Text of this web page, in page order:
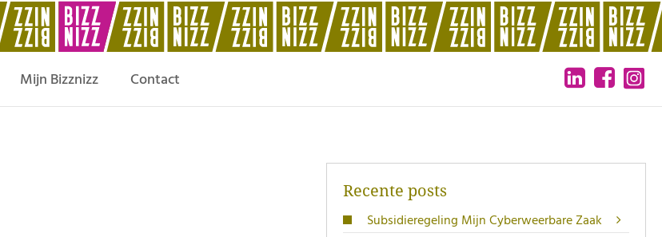
Mijn Bizznizz Contact
Recente posts
Subsidieregeling Mijn Cyberweerbare Zaak